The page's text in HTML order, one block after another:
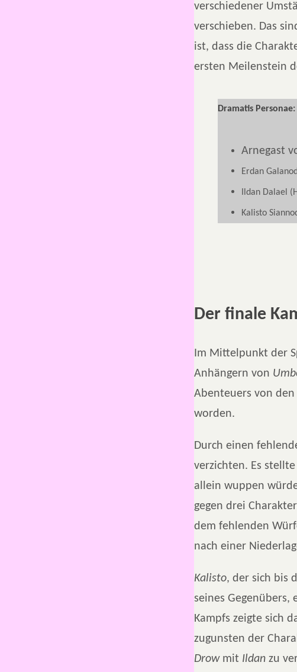
verschiedener
verschieben. Das
ist, dass die
ersten Meilenstein
Dramatis Personae:
Arnegast
Erdan
Ildan Dalael
Kalisto
Der finale
Im Mittelpunkt der
Anhängern von
Abenteuers von
worden.
Durch einen
verzichten. Es
allein wuppen
gegen drei
dem fehlenden
nach einer
Kalisto, der sich bis
seines Gegenübers,
Kampfs zeigte sich
zugunsten der
Drowmit Ildan zu